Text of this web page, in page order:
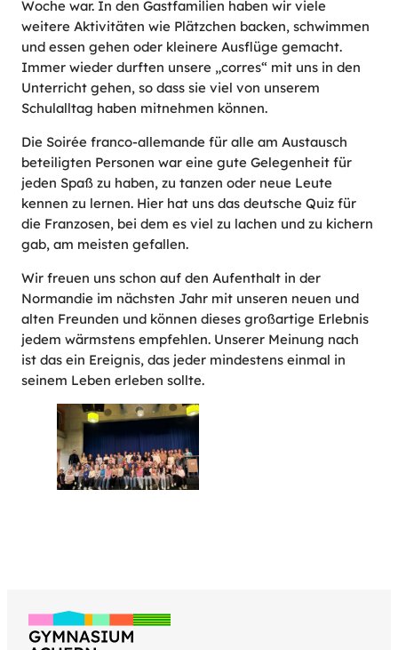
Woche war. In den Gastfamilien haben wir viele
weitere Aktivitäten wie Plätzchen backen, schwimmen
und essen gehen oder kleinere Ausflüge gemacht.
Immer wieder durften unsere „corres“ mit uns in den
Unterricht gehen, so dass sie viel von unserem
Schulalltag haben mitnehmen können.
Die Soirée franco-allemande für alle am Austausch
beteiligten Personen war eine gute Gelegenheit für
jeden Spaß zu haben, zu tanzen oder neue Leute
kennen zu lernen. Hier hat uns das deutsche Quiz für
die Franzosen, bei dem es viel zu lachen und zu kichern
gab, am meisten gefallen.
Wir freuen uns schon auf den Aufenthalt in der
Normandie im nächsten Jahr mit unseren neuen und
alten Freunden und können dieses großartige Erlebnis
jedem wärmstens empfehlen. Unserer Meinung nach
ist das ein Ereignis, das jeder mindestens einmal in
seinem Leben erleben sollte.